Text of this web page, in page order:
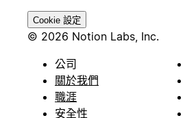
Cookie 設定
© 2026 Notion Labs, Inc.
公司
關於我們
職涯
安全性